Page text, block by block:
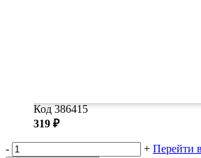
Код 386415
319 ₽
- + Перейти